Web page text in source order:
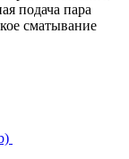
подача пара
сматывание